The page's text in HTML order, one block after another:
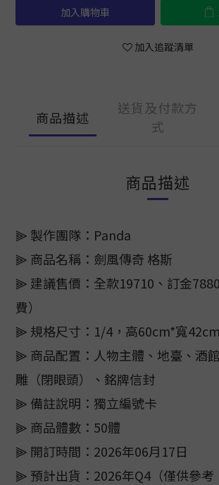
加入購物車
加入追蹤清單
商品描述
送貨及付款方
式
商品描述
⫸ 製作團隊：Panda
⫸ 商品名稱：劍風傳奇 格斯
⫸ 建議售價：全款19710、訂金
費）
⫸ 規格尺寸：1/4，高60cm*寬
⫸ 商品配置：人物主體、地臺、酒
雕（閉眼頭）、銘牌信封
⫸ 備註說明：獨立編號卡
⫸ 商品體數：50體
⫸ 開訂時間：2026年06月17日
⫸ 預計出貨：2026年Q4（僅供參考